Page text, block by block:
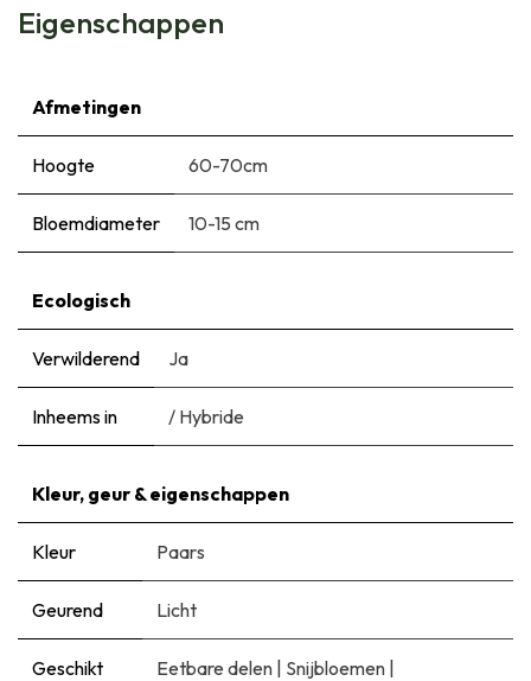
Eigenschappen
Afmetingen
Hoogte 60-70cm
Bloemdiameter 10-15 cm
Ecologisch
Verwilderend Ja
Inheems in / Hybride
Kleur, geur & eigenschappen
Kleur Paars
Geurend Licht
Geschikt
Eetbare delen | Snijbloemen |